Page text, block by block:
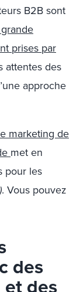
B2B sont
prises par
attentes des
approche
marketing de
met en
pour les
. Vous pouvez
des